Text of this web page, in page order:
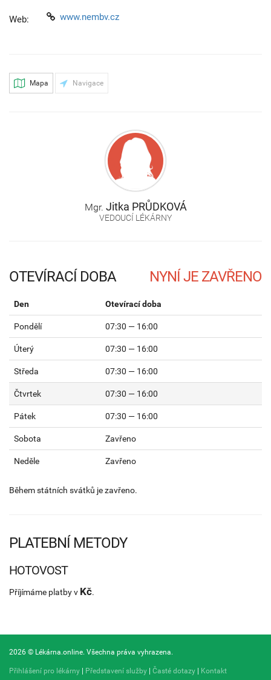
Web: www.nembv.cz
Mapa Navigace
Mgr. Jitka PRŮDKOVÁ
VEDOUCÍ LÉKÁRNY
OTEVÍRACÍ DOBA
Den Otevírací doba
Pondělí 07:30 — 16:00
Úterý 07:30 — 16:00
Středa 07:30 — 16:00
Čtvrtek 07:30 — 16:00
Pátek 07:30 — 16:00
Sobota Zavřeno
Neděle Zavřeno
Během státních svátků je zavřeno.
PLATEBNÍ METODY
HOTOVOST
Příjímáme platby v Kč.
2026 © Lékárna.online. Všechna práva vyhrazena.
Přihlášení pro lékárny | Představení služby | Časté dotazy | Kontakt